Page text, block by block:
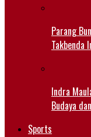
Parang
Takbenda
Indra
Budaya
Sports